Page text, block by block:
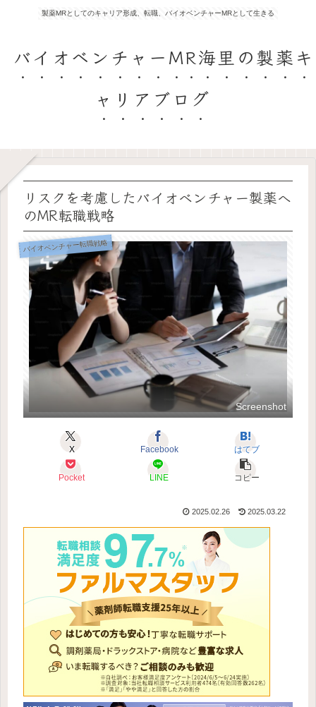
製薬MRとしてのキャリア形成、転職、バイオベンチャーMRとして生きる
バイオベンチャーMR海里の製薬キ
ャリアブログ
リスクを考慮したバイオベンチャー製薬へ
のMR転職戦略
バイオベンチャー転職戦略
Screenshot
X Facebook はてブ
Pocket LINE コピー
2025.02.26 2025.03.22